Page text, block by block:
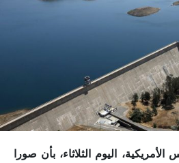
اليوم الثلاثاء، بأن صورا